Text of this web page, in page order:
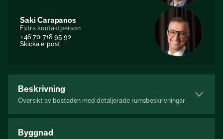
Saki Carapanos
Extra kontaktperson
+46 70-718 95 92
Skicka e-post
Beskrivning
Översikt av bostaden med detaljerade rumsbeskrivningar
Byggnad